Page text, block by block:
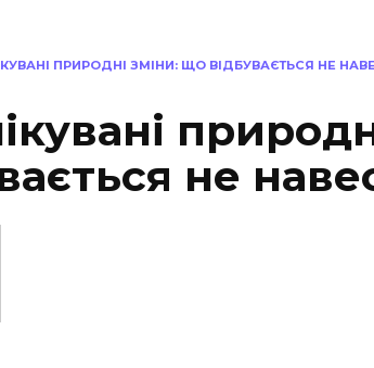
ПРИРОДНІ ЗМІНИ: ЩО ВІДБУВАЄТЬСЯ НЕ
не